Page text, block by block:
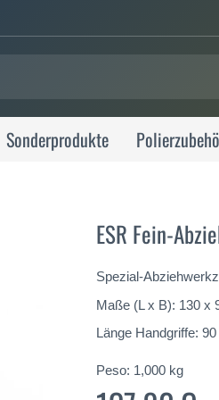
Sonderprodukte
ESR Fein-
Spezial-
Maße (L x B): 130 x
Länge Handgriffe:
Peso: 1,000 kg